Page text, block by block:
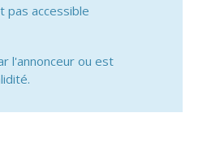
pas accessible
l'annonceur ou est